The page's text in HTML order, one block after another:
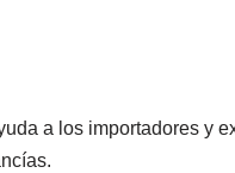
a los importadores y